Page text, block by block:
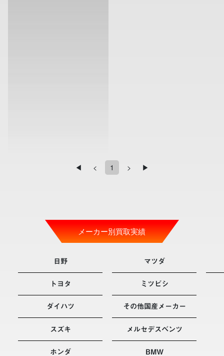
◀ < 1 > ▶
メーカー別買取実績
日野
トヨタ
ダイハツ
スズキ
ホンダ
マツダ
ミツビシ
その他国産メーカー
メルセデスベンツ
BMW